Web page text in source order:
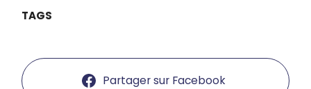
TAGS
Partager sur Facebook